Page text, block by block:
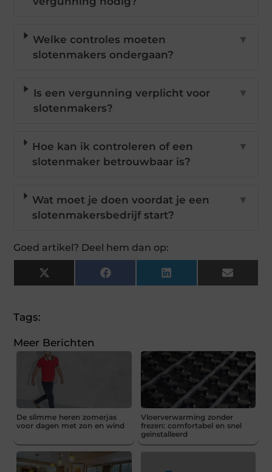
Welke controles moeten
slotenmakers ondergaan?
▼
Is een vergunning verplicht voor
slotenmakers?
▼
Hoe kan ik controleren of een
slotenmaker betrouwbaar is?
▼
Wat moet je doen voordat je een
slotenmakersbedrijf start?
▼
Goed artikel? Deel hem dan op:
X
(Twitter)
Facebook LinkedIn Email
Tags:
Meer Berichten
De slimme heren zomerjas
voor dagen met zon en wind
Vloerverwarming zonder
frezen: comfortabel en snel
geïnstalleerd